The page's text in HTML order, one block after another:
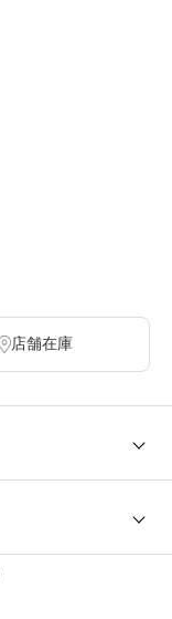
店舗在庫